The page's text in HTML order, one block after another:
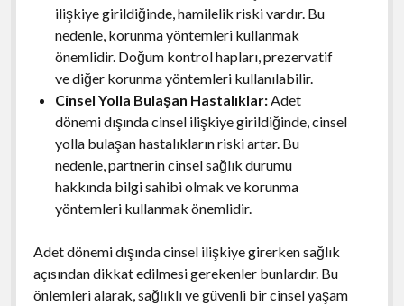
ilişkiye girildiğinde, hamilelik riski vardır. Bu
nedenle, korunma yöntemleri kullanmak
önemlidir. Doğum kontrol hapları, prezervatif
ve diğer korunma yöntemleri kullanılabilir.
Cinsel Yolla Bulaşan Hastalıklar:Adet
dönemi dışında cinsel ilişkiye girildiğinde, cinsel
yolla bulaşan hastalıkların riski artar. Bu
nedenle, partnerin cinsel sağlık durumu
hakkında bilgi sahibi olmak ve korunma
yöntemleri kullanmak önemlidir.
Adet dönemi dışında cinsel ilişkiye girerken sağlık
açısından dikkat edilmesi gerekenler bunlardır. Bu
önlemleri alarak, sağlıklı ve güvenli bir cinsel yaşam